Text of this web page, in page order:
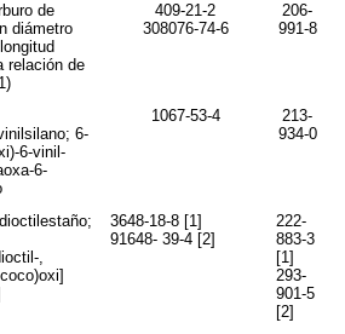
de
diámetro
relación de
409-21-2
308076-74-6
206-
991-8
6-
6-vinil-
6-
1067-53-4
213-
934-0
,
3648-18-8 [1]
91648- 39-4 [2]
222-
883-3
[1]
293-
901-5
[2]